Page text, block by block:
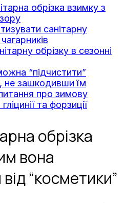
обрізка взимку з
санітарну
обрізку в сезонні
“підчистити”
не зашкодивши їм
про зимову
та форзиції
обрізка
вона
“косметики”